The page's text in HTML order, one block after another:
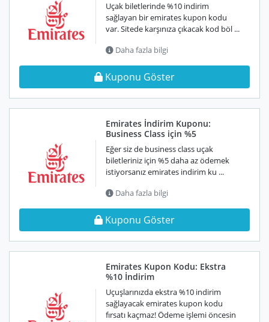
Uçak biletlerinde %10 indirim
sağlayan bir emirates kupon kodu
var. Sitede karşınıza çıkacak kod böl ...
Daha fazla bilgi
Kuponu Göster
Emirates İndirim Kuponu:
Business Class için %5
Eğer siz de business class uçak
biletleriniz için %5 daha az ödemek
istiyorsanız emirates indirim ku ...
Daha fazla bilgi
Kuponu Göster
Emirates Kupon Kodu: Ekstra
%10 İndirim
Uçuşlarınızda ekstra %10 indirim
sağlayacak emirates kupon kodu
fırsatı kaçmaz! Ödeme işlemi öncesin